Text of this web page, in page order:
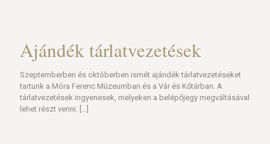
Ajándék tárlatvezetések
Szeptemberben és októberben ismét ajándék tárlatvezetéseket
tartunk a Móra Ferenc Múzeumban és a Vár és Kőtárban. A
tárlatvezetések ingyenesek, melyeken a belépőjegy megváltásával
lehet részt venni. […]